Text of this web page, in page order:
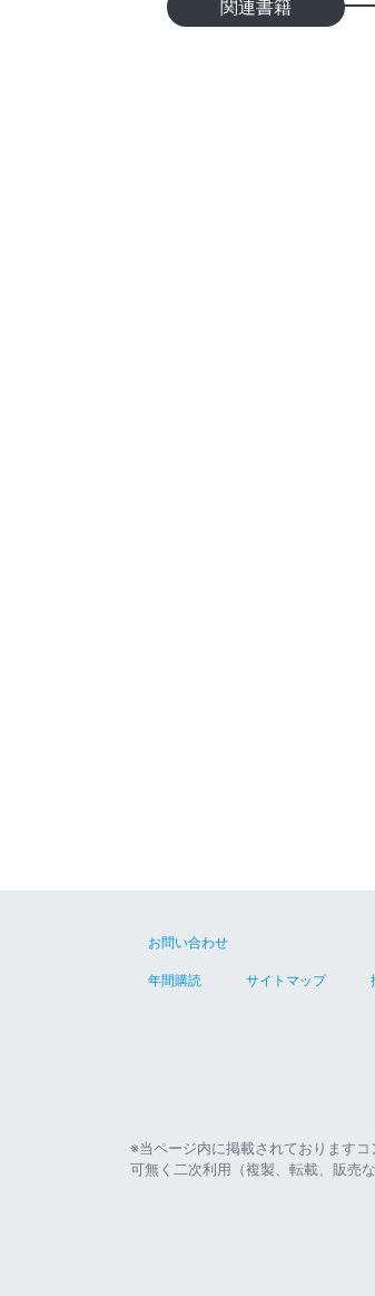
関連書籍
お問い合わせ
年間購読 サイトマップ
※当ページ内に掲載されております
可無く二次利用（複製、転載、販売